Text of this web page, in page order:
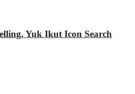
Yuk Ikut Icon Search